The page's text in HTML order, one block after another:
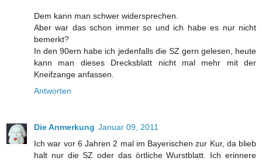
Dem kann man schwer widersprechen.
Aber war das schon immer so und ich habe es nur nicht
bemerkt?
In den 90ern habe ich jedenfalls die SZ gern gelesen, heute
kann man dieses Drecksblatt nicht mal mehr mit der
Kneifzange anfassen.
Antworten
Die Anmerkung Januar 09, 2011
Ich war vor 6 Jahren 2 mal im Bayerischen zur Kur, da blieb
halt nur die SZ oder das örtliche Wurstblatt. Ich erinnere